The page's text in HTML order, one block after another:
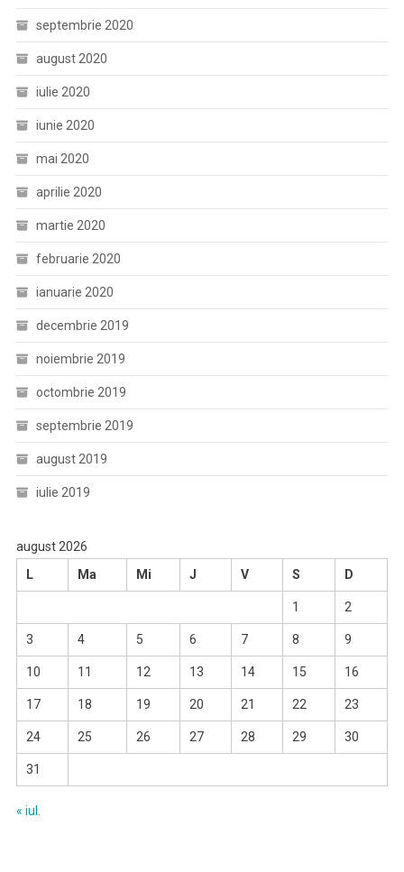
septembrie 2020
august 2020
iulie 2020
iunie 2020
mai 2020
aprilie 2020
martie 2020
februarie 2020
ianuarie 2020
decembrie 2019
noiembrie 2019
octombrie 2019
septembrie 2019
august 2019
iulie 2019
august 2026
L
Ma Mi J V S D
1 2
3 4 5 6 7 8 9
10 11 12 13 14 15 16
17 18 19 20 21 22 23
24 25 26 27 28 29 30
31
« iul.